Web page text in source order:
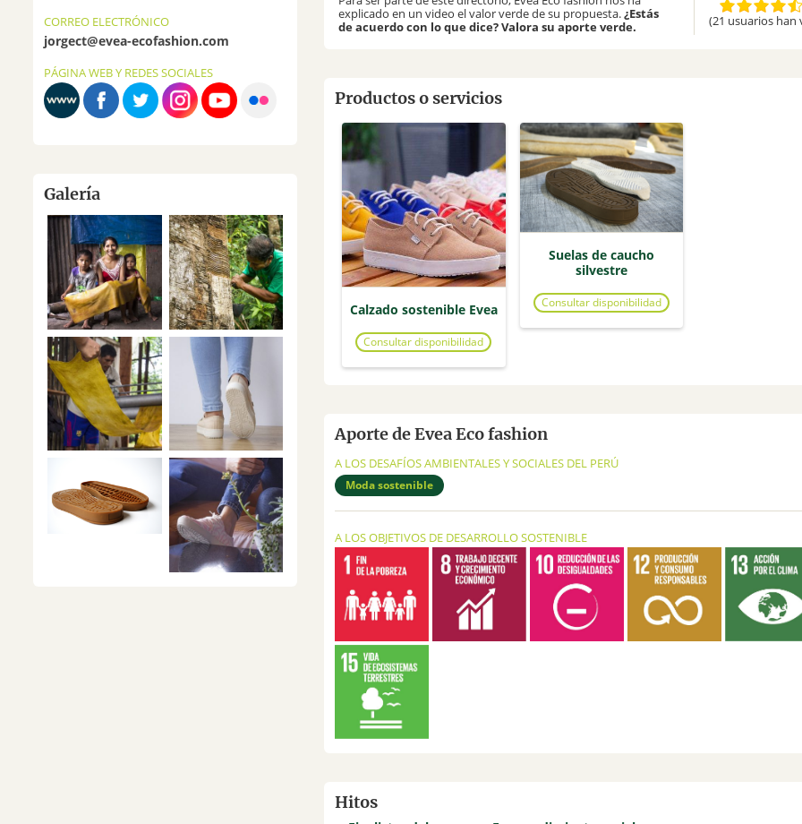
CORREO ELECTRÓNICO
jorgect@evea-ecofashion.com
PÁGINA WEB Y REDES SOCIALES
Galería
explicado en un video el valor verde de su propuesta.¿Estás
de acuerdo con lo que dice? Valora su aporte verde.
(21 usuarios han
Productos o servicios
Calzado sostenible Evea
Consultar disponibilidad
Suelas de caucho
silvestre
Consultar disponibilidad
Aporte de Evea Eco fashion
A LOS DESAFÍOS AMBIENTALES Y SOCIALES DEL PERÚ
Moda sostenible
A LOS OBJETIVOS DE DESARROLLO SOSTENIBLE
Hitos